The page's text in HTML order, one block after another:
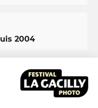
2004
2025